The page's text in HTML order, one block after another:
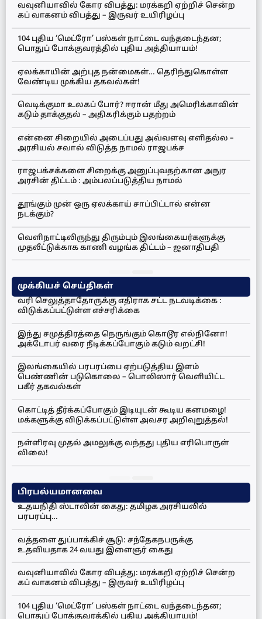
வவுனியாவில் கோர விபத்து: மரக்கறி ஏற்றிச் சென்ற
கப் வாகனம் விபத்து – இருவர் உயிரிழப்பு
104 புதிய ‘மெட்ரோ’ பஸ்கள் நாட்டை வந்தடைந்தன;
பொதுப் போக்குவரத்தில் புதிய அத்தியாயம்!
ஏலக்காயின் அற்புத நன்மைகள்… தெரிந்துகொள்ள
வேண்டிய முக்கிய தகவல்கள்!
வெடிக்குமா உலகப் போர்? ஈரான் மீது அமெரிக்காவின்
கடும் தாக்குதல் – அதிகரிக்கும் பதற்றம்
என்னை சிறையில் அடைப்பது அவ்வளவு எளிதல்ல –
அரசியல் சவால் விடுத்த நாமல் ராஜபக்ச
ராஜபக்சக்களை சிறைக்கு அனுப்புவதற்கான அநுர
அரசின் திட்டம் : அம்பலப்படுத்திய நாமல்
தூங்கும் முன் ஒரு ஏலக்காய் சாப்பிட்டால் என்ன
நடக்கும்?
வெளிநாட்டிலிருந்து திரும்பும் இலங்கையர்களுக்கு
முதலீட்டுக்காக காணி வழங்க திட்டம் – ஜனாதிபதி
முக்கியச் செய்திகள்
வரி செலுத்தாதோருக்கு எதிராக சட்ட நடவடிக்கை :
விடுக்கப்பட்டுள்ள எச்சரிக்கை
இந்து சமுத்திரத்தை நெருங்கும் கொடூர எல்நினோ!
அக்டோபர் வரை நீடிக்கப்போகும் கடும் வறட்சி!
இலங்கையில் பரபரப்பை ஏற்படுத்திய இளம்
பெண்ணின் படுகொலை – பொலிஸார் வெளியிட்ட
பகீர் தகவல்கள்
கொட்டித் தீர்க்கப்போகும் இடியுடன் கூடிய கனமழை!
மக்களுக்கு விடுக்கப்பட்டுள்ள அவசர அறிவுறுத்தல்!
நள்ளிரவு முதல் அமலுக்கு வந்தது புதிய எரிபொருள்
விலை!
பிரபல்யமானவை
உதயநிதி ஸ்டாலின் கைது: தமிழக அரசியலில்
பரபரப்பு…
வத்தளை துப்பாக்கிச் சூடு: சந்தேகநபருக்கு
உதவியதாக 24 வயது இளைஞர் கைது
வவுனியாவில் கோர விபத்து: மரக்கறி ஏற்றிச் சென்ற
கப் வாகனம் விபத்து – இருவர் உயிரிழப்பு
104 புதிய ‘மெட்ரோ’ பஸ்கள் நாட்டை வந்தடைந்தன;
பொதுப் போக்குவரத்தில் புதிய அத்தியாயம்!